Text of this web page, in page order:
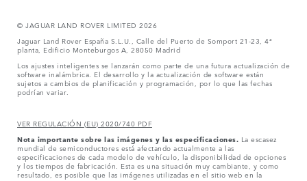
© JAGUAR LAND ROVER LIMITED 2026
Jaguar Land Rover España S.L.U., Calle del Puerto de Somport 21-23, 4ª
planta, Edificio Monteburgos A, 28050 Madrid
Los ajustes inteligentes se lanzarán como parte de una futura actualización de
software inalámbrica. El desarrollo y la actualización de software están
sujetos a cambios de planificación y programación, por lo que las fechas
podrían variar.
VER REGULACIÓN (EU) 2020/740 PDF
Nota importante sobre las imágenes y las especificaciones. La escasez
mundial de semiconductores está afectando actualmente a las
especificaciones de cada modelo de vehículo, la disponibilidad de opciones
y los tiempos de fabricación. Esta es una situación muy cambiante, y como
resultado, es posible que las imágenes utilizadas en el sitio web en la